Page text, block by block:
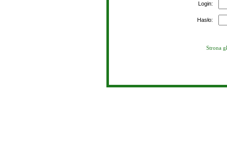
Login:
Hasło:
Strona